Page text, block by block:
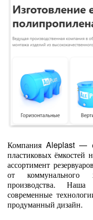
Компания Aleplast —
пластиковых
ассортимент
от коммунального
производства.
современные
продуманный дизайн.